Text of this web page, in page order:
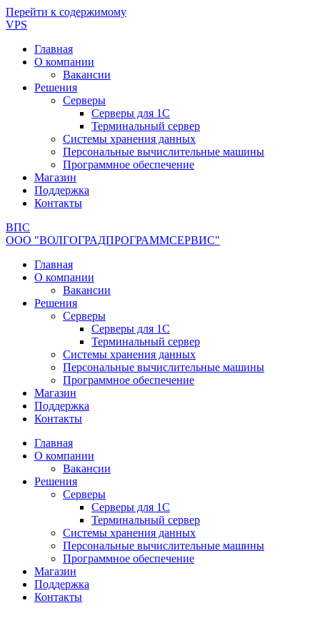
Перейти к содержимому
VPS
Главная
О компании
Вакансии
Решения
Серверы
Серверы для 1С
Терминальный сервер
Системы хранения данных
Персональные вычислительные машины
Программное обеспечение
Магазин
Поддержка
Контакты
ВПС
ООО "ВОЛГОГРАДПРОГРАММСЕРВИС"
Главная
О компании
Вакансии
Решения
Серверы
Серверы для 1С
Терминальный сервер
Системы хранения данных
Персональные вычислительные машины
Программное обеспечение
Магазин
Поддержка
Контакты
Главная
О компании
Вакансии
Решения
Серверы
Серверы для 1С
Терминальный сервер
Системы хранения данных
Персональные вычислительные машины
Программное обеспечение
Магазин
Поддержка
Контакты